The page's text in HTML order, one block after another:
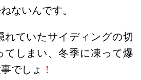
ないんです。
れていたサイディングの切
てしまい、冬季に凍って爆
でしょ ！